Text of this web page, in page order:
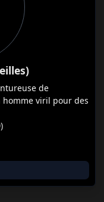
de
viril pour des